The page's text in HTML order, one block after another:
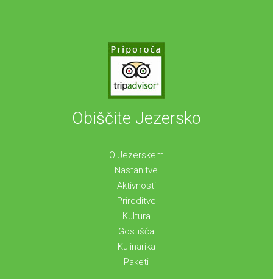
Obiščite Jezersko
O Jezerskem
Nastanitve
Aktivnosti
Prireditve
Kultura
Gostišča
Kulinarika
Paketi